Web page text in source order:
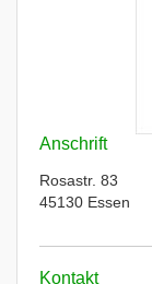
Anschrift
Rosastr. 83
45130 Essen
Kontakt